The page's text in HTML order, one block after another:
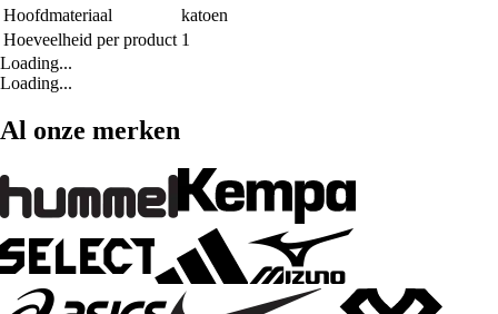
Hoofdmateriaal
katoen
Hoeveelheid per product 1
Loading...
Loading...
Al onze merken